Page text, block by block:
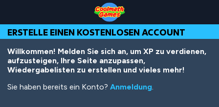
Top
of
Page
Navigation
Main
Content
Footer
Inhalt
ERSTELLE EINEN KOSTENLOSEN ACCOUNT
Willkommen! Melden Sie sich an, um XP zu verdienen,
aufzusteigen, Ihre Seite anzupassen,
Wiedergabelisten zu erstellen und vieles mehr!
Sie haben bereits ein Konto? Anmeldung.